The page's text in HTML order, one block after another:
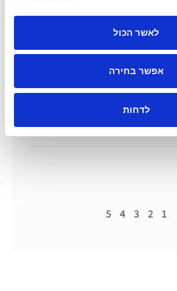
לאשר הכול
אפשר בחירה
לדחות
2016
פורסמו ברשומות שיעורי הריבית לשנת 2016 בגין
1
2
3
4
5